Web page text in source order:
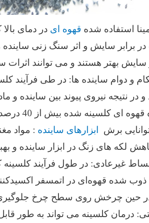
استفاده شده قهوه ای در دمای
در برابر سایش و اثر سنگ زنی
سایش بهتر هستند و می توانند اثرات
و دوام ساینده ها: در طی
در نتیجه نیروی پیوند بین ساینده و
بیش از 40 درصد بیشتر از آلومینا ذوب شده قهوه ای معمولی است.
ابزارهای ساینده : مواد
لکه های زنگ در ابزار ساینده و
غیرعادی: در طول فرآیند کلسینه
ذوب شده قهوه‌ای در اتمسفر
حین چرخش روی سطح چرخ